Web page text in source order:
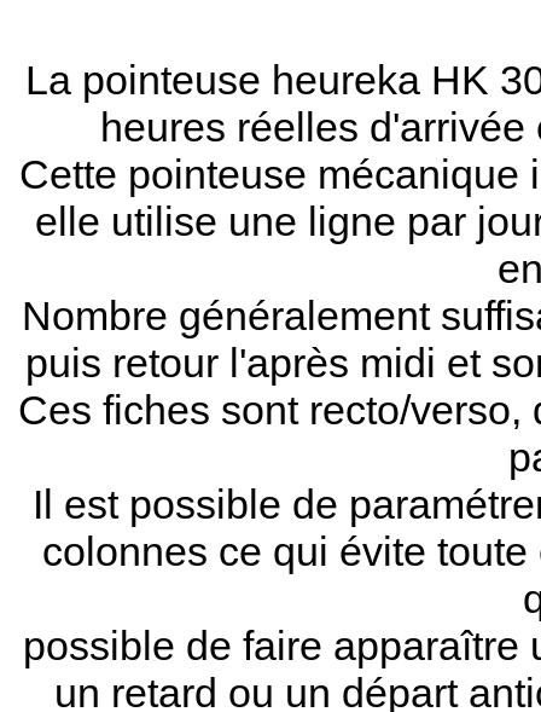
La pointeuse heureka HK
heures réelles
Cette pointeuse mécanique
elle utilise une ligne par
Nombre généralement
puis retour l'après midi et
Ces fiches sont recto/
Il est possible de
colonnes ce qui évite
possible de faire apparaître
un retard ou un départ